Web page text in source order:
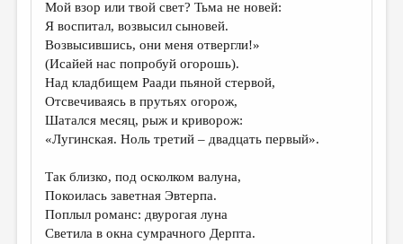
Мой взор или твой свет? Тьма не новей:
Я воспитал, возвысил сыновей.
Возвысившись, они меня отвергли!»
(Исайей нас попробуй огорошь).
Над кладбищем Раади пьяной стервой,
Отсвечиваясь в прутьях огорож,
Шатался месяц, рыж и криворож:
«Лугинская. Ноль третий – двадцать первый».
Так близко, под осколком валуна,
Покоилась заветная Эвтерпа.
Поплыл романс: двурогая луна
Светила в окна сумрачного Дерпта.